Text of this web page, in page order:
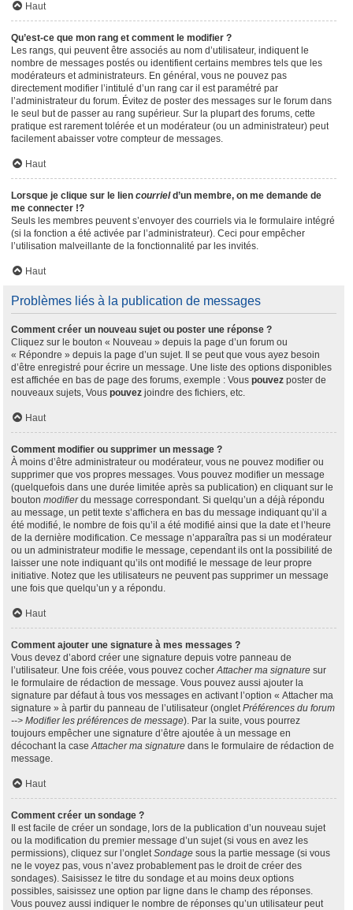
Haut
Qu’est-ce que mon rang et comment le modifier ?
Les rangs, qui peuvent être associés au nom d’utilisateur, indiquent le
nombre de messages postés ou identifient certains membres tels que les
modérateurs et administrateurs. En général, vous ne pouvez pas
directement modifier l’intitulé d’un rang car il est paramétré par
l’administrateur du forum. Évitez de poster des messages sur le forum dans
le seul but de passer au rang supérieur. Sur la plupart des forums, cette
pratique est rarement tolérée et un modérateur (ou un administrateur) peut
facilement abaisser votre compteur de messages.
Haut
Lorsque je clique sur le lien courrield’un membre, on me demande de
me connecter !?
Seuls les membres peuvent s’envoyer des courriels via le formulaire intégré
(si la fonction a été activée par l’administrateur). Ceci pour empêcher
l’utilisation malveillante de la fonctionnalité par les invités.
Haut
Problèmes liés à la publication de messages
Comment créer un nouveau sujet ou poster une réponse ?
Cliquez sur le bouton « Nouveau » depuis la page d’un forum ou
« Répondre » depuis la page d’un sujet. Il se peut que vous ayez besoin
d’être enregistré pour écrire un message. Une liste des options disponibles
est affichée en bas de page des forums, exemple : Vous pouvez poster de
nouveaux sujets, Vous pouvez joindre des fichiers, etc.
Haut
Comment modifier ou supprimer un message ?
À moins d’être administrateur ou modérateur, vous ne pouvez modifier ou
supprimer que vos propres messages. Vous pouvez modifier un message
(quelquefois dans une durée limitée après sa publication) en cliquant sur le
bouton modifierdu message correspondant. Si quelqu’un a déjà répondu
au message, un petit texte s’affichera en bas du message indiquant qu’il a
été modifié, le nombre de fois qu’il a été modifié ainsi que la date et l’heure
de la dernière modification. Ce message n’apparaîtra pas si un modérateur
ou un administrateur modifie le message, cependant ils ont la possibilité de
laisser une note indiquant qu’ils ont modifié le message de leur propre
initiative. Notez que les utilisateurs ne peuvent pas supprimer un message
une fois que quelqu’un y a répondu.
Haut
Comment ajouter une signature à mes messages ?
Vous devez d’abord créer une signature depuis votre panneau de
l’utilisateur. Une fois créée, vous pouvez cocherAttacher ma signature sur
le formulaire de rédaction de message. Vous pouvez aussi ajouter la
signature par défaut à tous vos messages en activant l’option « Attacher ma
signature » à partir du panneau de l’utilisateur (ongletPréférences du forum
--> Modifier les préférences de message). Par la suite, vous pourrez
toujours empêcher une signature d’être ajoutée à un message en
décochant la caseAttacher ma signature dans le formulaire de rédaction de
message.
Haut
Comment créer un sondage ?
Il est facile de créer un sondage, lors de la publication d’un nouveau sujet
ou la modification du premier message d’un sujet (si vous en avez les
permissions), cliquez sur l’ongletSondage sous la partie message (si vous
ne le voyez pas, vous n’avez probablement pas le droit de créer des
sondages). Saisissez le titre du sondage et au moins deux options
possibles, saisissez une option par ligne dans le champ des réponses.
Vous pouvez aussi indiquer le nombre de réponses qu’un utilisateur peut